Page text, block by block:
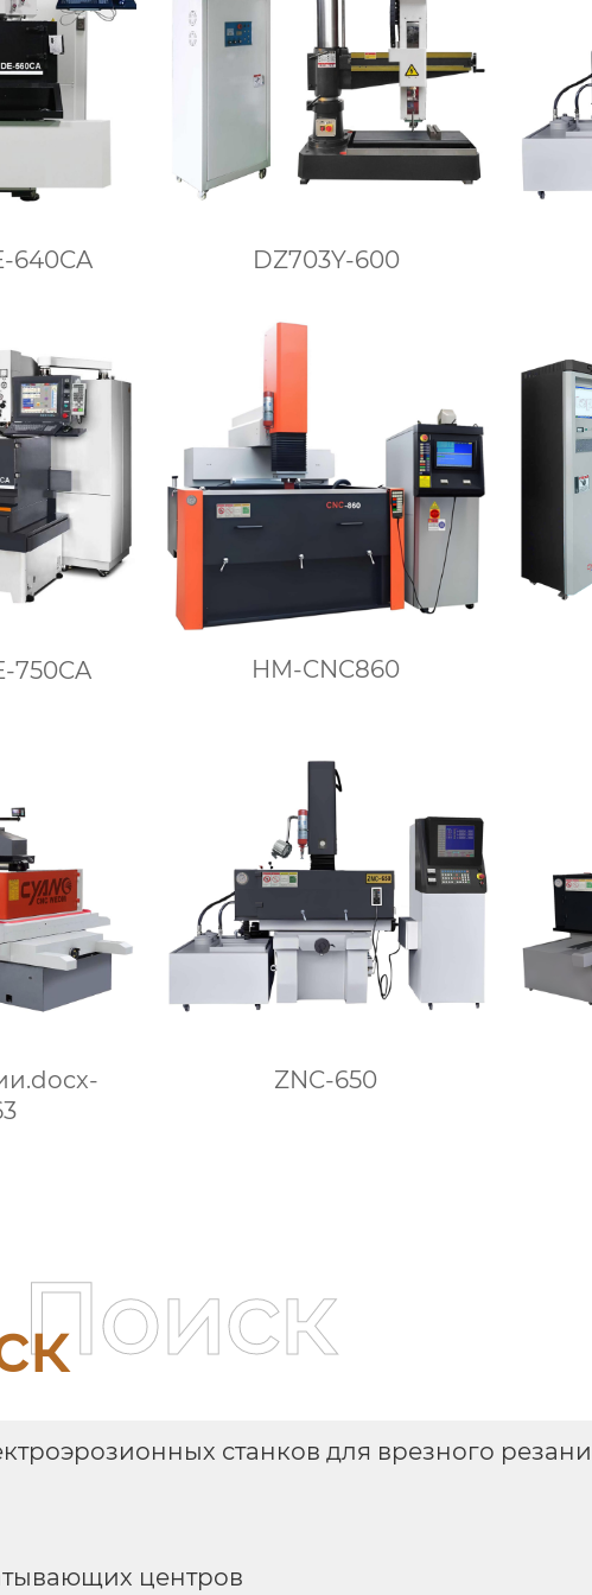
640CA DZ703Y-600
750CA HM-CNC860
ZNC-650
станков для врезного
центров